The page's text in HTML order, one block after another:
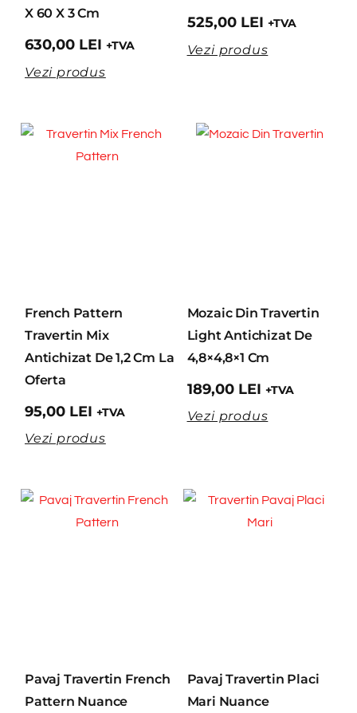
X 60 X 3 Cm
630,00 LEI +TVA
Vezi produs
525,00 LEI +TVA
Vezi produs
French Pattern
Travertin Mix
Antichizat De 1,2 Cm La
Oferta
95,00 LEI +TVA
Vezi produs
Mozaic Din Travertin
Light Antichizat De
4,8×4,8×1 Cm
189,00 LEI +TVA
Vezi produs
Pavaj Travertin French
Pattern Nuance
Pavaj Travertin Placi
Mari Nuance